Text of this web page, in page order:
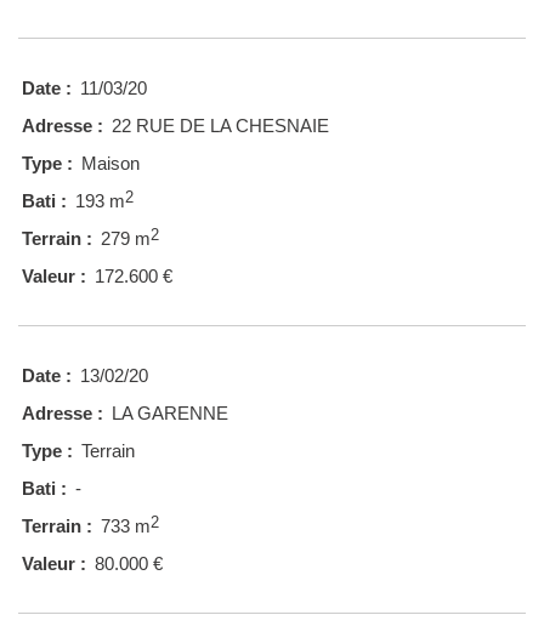
Date : 11/03/20
Adresse : 22 RUE DE LA CHESNAIE
Type : Maison
Bati : 193 m2
Terrain : 279 m2
Valeur : 172.600 €
Date : 13/02/20
Adresse : LA GARENNE
Type : Terrain
Bati : -
Terrain : 733 m2
Valeur : 80.000 €